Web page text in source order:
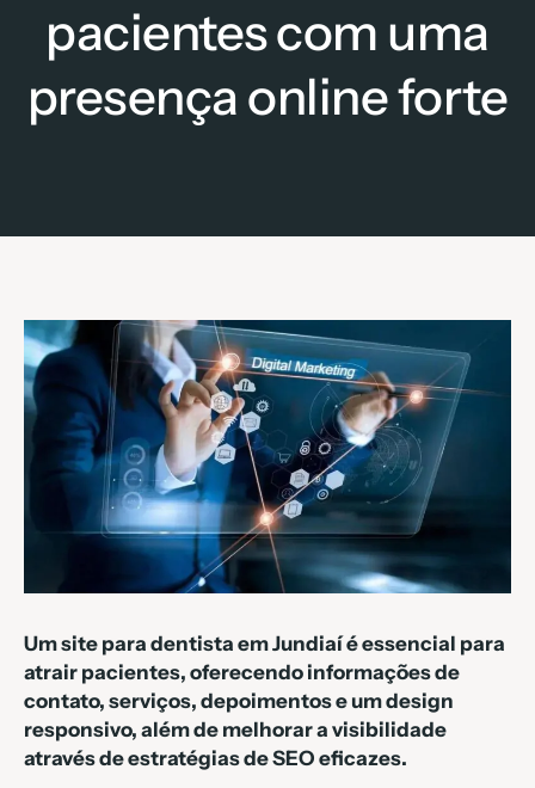
pacientes com uma
presença online forte
Um site para dentista em Jundiaí é essencial para
atrair pacientes, oferecendo informações de
contato, serviços, depoimentos e um design
responsivo, além de melhorar a visibilidade
através de estratégias de SEO eficazes.